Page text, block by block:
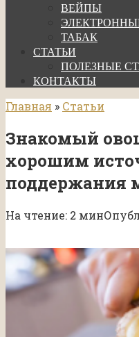
ВЕЙПЫ
ТАБАК
СТАТЬИ
ПОЛЕЗНЫЕ
КОНТАКТЫ
Главная » Статьи
Знакомый
хорошим
На чтение: 2 мин